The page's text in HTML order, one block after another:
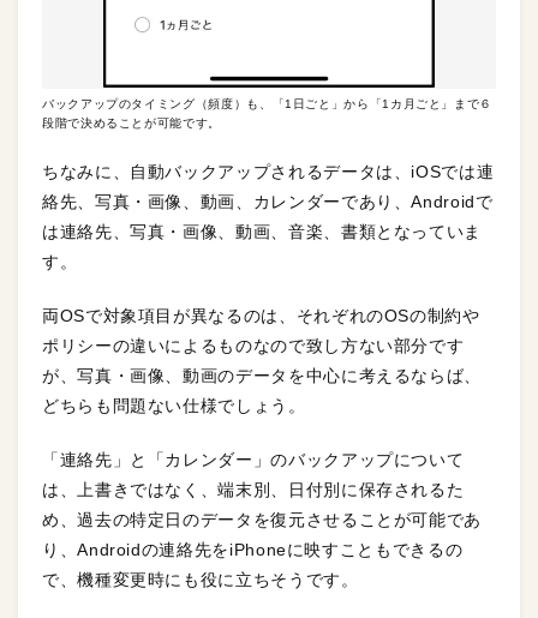
バックアップのタイミング（頻度）も、「1日ごと」から「1カ月ごと」まで６
段階で決めることが可能です。
ちなみに、自動バックアップされるデータは、iOSでは連
絡先、写真・画像、動画、カレンダーであり、Androidで
は連絡先、写真・画像、動画、音楽、書類となっていま
す。
両OSで対象項目が異なるのは、それぞれのOSの制約や
ポリシーの違いによるものなので致し方ない部分です
が、写真・画像、動画のデータを中心に考えるならば、
どちらも問題ない仕様でしょう。
「連絡先」と「カレンダー」のバックアップについて
は、上書きではなく、端末別、日付別に保存されるた
め、過去の特定日のデータを復元させることが可能であ
り、Androidの連絡先をiPhoneに映すこともできるの
で、機種変更時にも役に立ちそうです。